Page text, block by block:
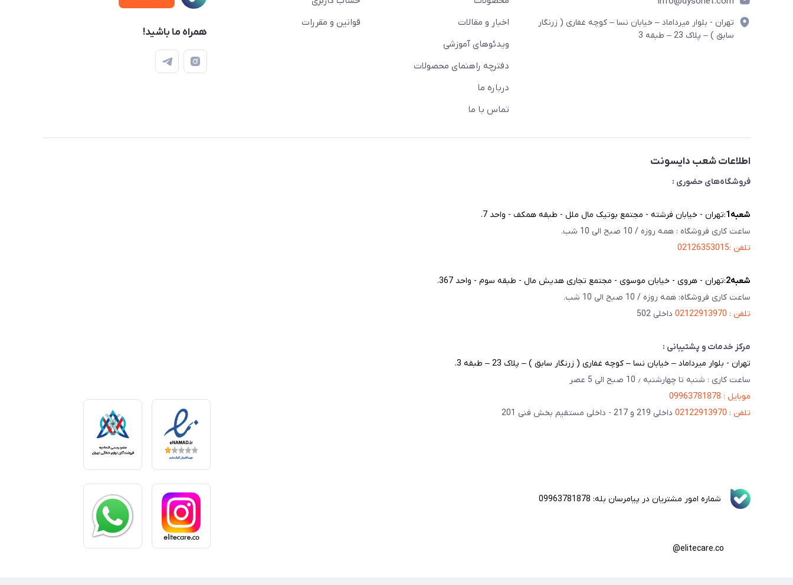
تهران - بلوار میرداماد – خیابان نسا – کوچه غفاری ( زرنگار
سابق ) – پلاک 23 – طبقه 3
اخبار و مقالات
ویدئو‌های آموزشی
دفترچه راهنمای محصولات
درباره ما
تماس با ما
قوانین و مقررات
همراه ما باشید!
اطلاعات شعب دایسونت
فروشگاه‌های حضوری :
شعبه‌1 :تهران - خیابان فرشته - مجتمع بوتیک مال ملل - طبقه همکف - واحد 7.
ساعت کاری فروشگاه : همه روزه / 10 صبح الی 10 شب.
تلفن :02126353015
شعبه‌2 :تهران - هروی - خیابان موسوی - مجتمع تجاری هدیش مال - طبقه سوم - واحد 367.
ساعت کاری فروشگاه: همه روزه / 10 صبح الی 10 شب.
تلفن : 02122913970
داخلی 502
مرکز خدمات و پشتیبانی :
تهران - بلوار میرداماد – خیابان نسا – کوچه غفاری ( زرنگار سابق ) – پلاک 23 – طبقه 3.
ساعت کاری : شنبه تا چهارشنبه ٫ 10 صبح الی 5 عصر
موبایل : 09963781878
تلفن : 02122913970
داخلی 219 و 217 - داخلی مستقیم بخش فنی 201
شماره امور مشتریان در پیامرسان بله: 09963781878